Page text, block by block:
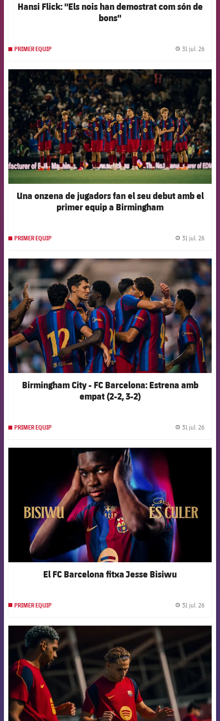
Hansi Flick: "Els nois han demostrat com són de
bons"
PRIMER EQUIP 31 jul. 26
FCB Barcelona badge
Una onzena de jugadors fan el seu debut amb el
primer equip a Birmingham
PRIMER EQUIP 31 jul. 26
FCB Barcelona badge
Birmingham City - FC Barcelona: Estrena amb
empat (2-2, 3-2)
PRIMER EQUIP 31 jul. 26
FCB Barcelona badge
El FC Barcelona fitxa Jesse Bisiwu
PRIMER EQUIP 31 jul. 26
FCB Barcelona badge